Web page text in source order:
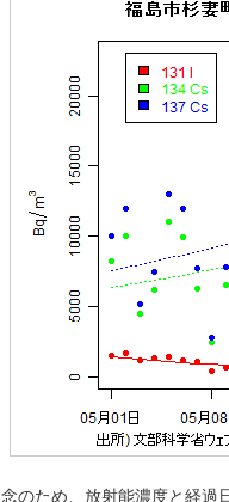
念のため、放射能濃度と経過